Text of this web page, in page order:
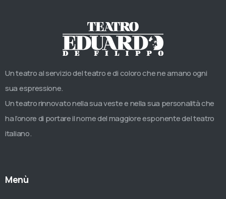
Un teatro al servizio del teatro e di coloro che ne amano ogni
sua espressione.
Un teatro rinnovato nella sua veste e nella sua personalità che
ha l’onore di portare il nome del maggiore esponente del teatro
italiano.
Menù